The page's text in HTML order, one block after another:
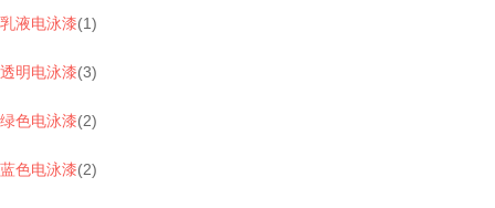
乳液电泳漆(1)
透明电泳漆(3)
绿色电泳漆(2)
蓝色电泳漆(2)